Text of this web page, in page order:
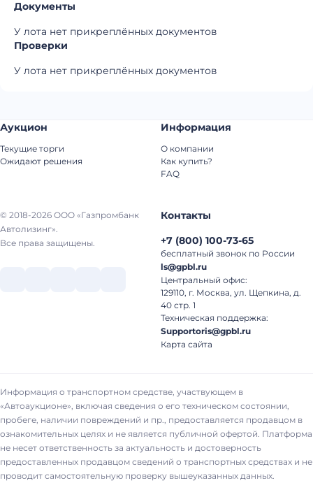
Документы
У лота нет прикреплённых документов
Проверки
У лота нет прикреплённых документов
© 2018-2026 ООО «Газпромбанк
Автолизинг».
Все права защищены.
Аукцион
Текущие торги
Ожидают решения
Информация
О компании
Как купить?
FAQ
Контакты
+7 (800) 100-73-65
бесплатный звонок по России
ls@gpbl.ru
Центральный офис:
129110, г. Москва, ул. Щепкина, д.
40 стр. 1
Техническая поддержка:
Supportoris@gpbl.ru
Карта сайта
Информация о транспортном средстве, участвующем в
«Автоаукционе», включая сведения о его техническом состоянии,
пробеге, наличии повреждений и пр., предоставляется продавцом в
ознакомительных целях и не является публичной офертой. Платформа
не несет ответственность за актуальность и достоверность
предоставленных продавцом сведений о транспортных средствах и не
проводит самостоятельную проверку вышеуказанных данных.